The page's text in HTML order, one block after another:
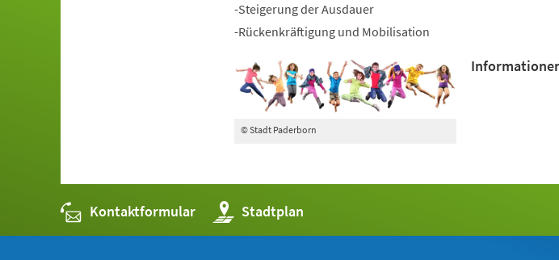
-Steigerung der Ausdauer
-Rückenkräftigung und Mobilisation
© Stadt Paderborn
Kontaktformular Stadtplan
(Öffnet
in
einem